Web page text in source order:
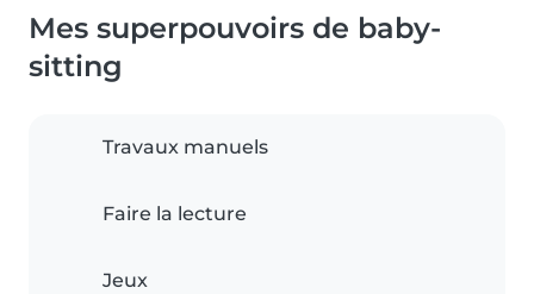
Mes superpouvoirs de baby-
sitting
Travaux manuels
Faire la lecture
Jeux